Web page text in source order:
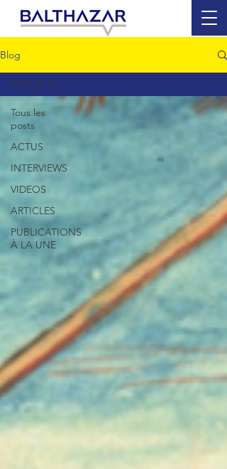
Blog
Tous les
posts
ACTUS
INTERVIEWS
VIDEOS
ARTICLES
PUBLICATIONS
À LA UNE
ACTUS